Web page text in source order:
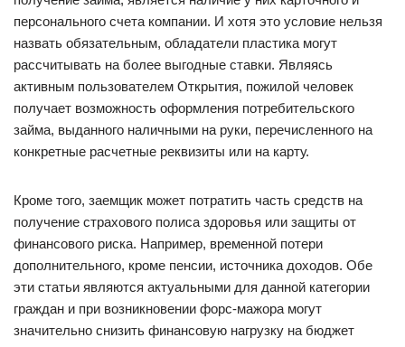
персонального счета компании. И хотя это условие нельзя
назвать обязательным, обладатели пластика могут
рассчитывать на более выгодные ставки. Являясь
активным пользователем Открытия, пожилой человек
получает возможность оформления потребительского
займа, выданного наличными на руки, перечисленного на
конкретные расчетные реквизиты или на карту.
Кроме того, заемщик может потратить часть средств на
получение страхового полиса здоровья или защиты от
финансового риска. Например, временной потери
дополнительного, кроме пенсии, источника доходов. Обе
эти статьи являются актуальными для данной категории
граждан и при возникновении форс-мажора могут
значительно снизить финансовую нагрузку на бюджет